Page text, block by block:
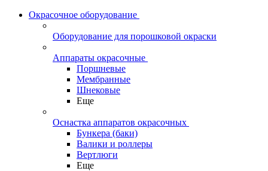
Окрасочное оборудование
Оборудование для порошковой окраски
Аппараты окрасочные
Поршневые
Мембранные
Шнековые
Еще
Оснастка аппаратов окрасочных
Бункера (баки)
Валики и роллеры
Вертлюги
Еще